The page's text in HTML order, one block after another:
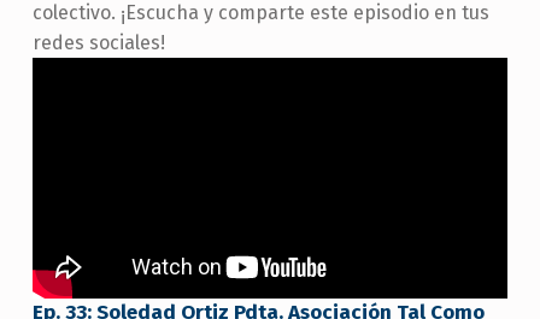
colectivo. ¡Escucha y comparte este episodio en tus
redes sociales!
Ep. 33: Soledad Ortiz Pdta. Asociación Tal Como